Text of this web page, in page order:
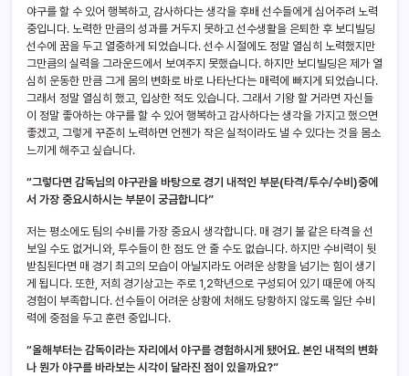
야구를 할 수 있어 행복하고, 감사하다는 생각을 후배 선수들에게 심어주려 노력
중입니다. 노력한 만큼의 성과를 거두지 못하고 선수생활을 은퇴한 후 보디빌딩
선수에 꿈을 두고 열중하게 되었습니다. 선수 시절에도 정말 열심히 노력했지만
그만큼의 실력을 그라운드에서 보여주지 못했습니다. 하지만 보디빌딩은 제가 열
심히 운동한 만큼 그게 몸의 변화로 바로 나타난다는 매력에 빠지게 되었습니다.
그래서 정말 열심히 했고, 입상한 적도 있습니다. 그래서 기왕 할 거라면 자신들
이 정말 좋아하는 야구를 할 수 있어 행복하고 감사하다는 생각을 가지고 했으면
좋겠고, 그렇게 꾸준히 노력하면 언젠가 작은 실적이라도 낼 수 있다는 것을 몸소
느끼게 해주고 싶습니다.
“그렇다면 감독님의 야구관을 바탕으로 경기 내적인 부분(타격/투수/수비)중에
서 가장 중요시하시는 부분이 궁금합니다”
저는 평소에도 팀의 수비를 가장 중요시 생각합니다. 매 경기 불 같은 타격을 선
보일 수도 없거니와, 투수들이 한 점도 안 줄 수도 없습니다. 하지만 수비력이 뒷
받침된다면 매 경기 최고의 모습이 아닐지라도 어려운 상황을 넘기는 힘이 생기
게 됩니다. 또한, 저희 경기상고는 주로 1,2학년으로 구성되어 있기 때문에 아직
경험이 부족합니다. 선수들이 어려운 상황에 처해도 당황하지 않도록 일단 수비
력에 중점을 두고 훈련 중입니다.
“올해부터는 감독이라는 자리에서 야구를 경험하시게 됐어요. 본인 내적의 변화
나 뭔가 야구를 바라보는 시각이 달라진 점이 있을까요?”